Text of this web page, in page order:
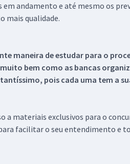
andamento e até mesmo os
mais qualidade.
maneira de estudar para o
bem como as bancas
pois cada uma tem a
a materiais exclusivos para o
facilitar o seu entendimento e